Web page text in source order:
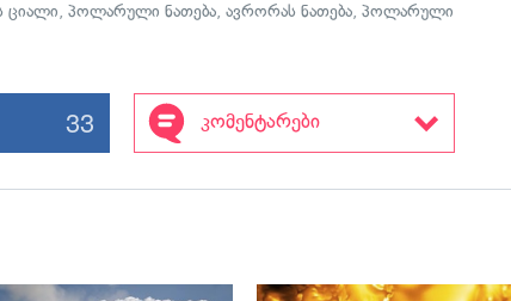
,პოლარული ნათება,ავრორას ნათება,პოლარული
33 კომენტარები